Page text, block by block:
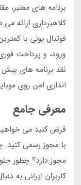
برنامه های معتبر،
کلاهبرداری ارائه
فوتبال پولی با
ورود، و پرداخت
نقد برنامه های پیش
اندازی امن روی
معرفی جامع
فرض کنید می خواهید
با مجوز رسمی کنید.
مجوز دارد؟ چطور
کاربران ایرانی به